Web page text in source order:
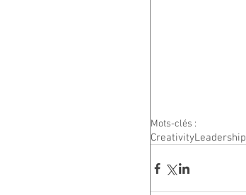
Mots-clés :
CreativityLeadership